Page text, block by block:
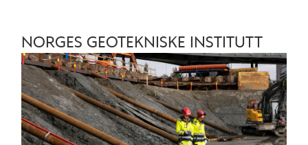
NORGES GEOTEKNISKE INSTITUTT